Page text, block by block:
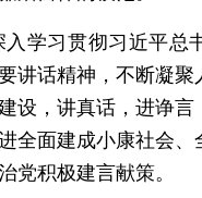
学习贯彻习近平总
讲话精神，不断凝
设，讲真话，进诤
全面建成小康社会、
党积极建言献策。